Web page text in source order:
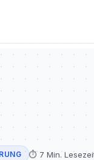
⏱️ 7 Min.